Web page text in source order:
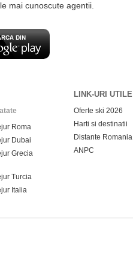
cunoscute agentii.
Roma
Dubai
Grecia
Turcia
Italia
LINK-URI UTILE
Oferte ski 2026
Harti si destinatii
Distante Romania
ANPC